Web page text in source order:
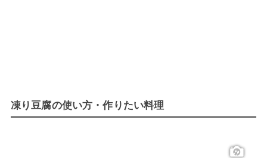
凍り豆腐の使い方・作りたい料理